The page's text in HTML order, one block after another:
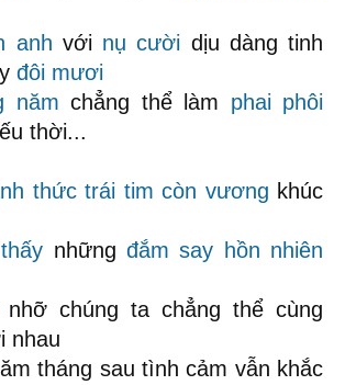
anh với nụ cười dịu dàng tinh
đôi mươi
năm chẳng thể làm phai phôi
thời...
thức trái tim còn vương khúc
những đắm say hồn nhiên
nhỡ chúng ta chẳng thể cùng
nhau
tháng sau tình cảm vẫn khắc